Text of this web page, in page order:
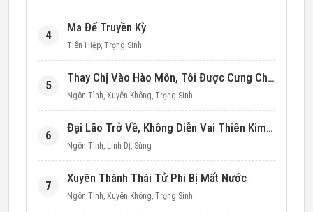
4
Ma Đế Truyền Kỳ
Tiên Hiệp, Trọng Sinh
5
Thay Chị Vào Hào Môn, Tôi Được Cưng Chiều Hết Mực (Thập Niên 90)
Ngôn Tình, Xuyên Không, Trọng Sinh
6
Đại Lão Trở Về, Không Diễn Vai Thiên Kim Giả Nữa
Ngôn Tình, Linh Dị, Sủng
7
Xuyên Thành Thái Tử Phi Bị Mất Nước
Ngôn Tình, Xuyên Không, Trọng Sinh